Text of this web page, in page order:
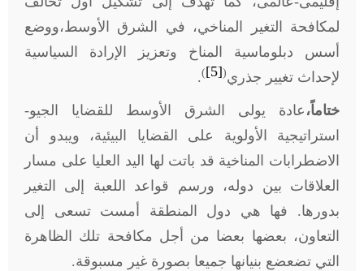
لمكافحة التغير المناخي، في الشرق الأوسط،ووضع
أسس دبلوماسية المناخ وتعزيز الإرادة السياسية
لإحداث تغيير جذري(
[5]
)
.
ختاماً، عادة يولى الشرق الأوسط للقضايا الجيو-
استراتيجية الأولوية على القضايا البيئية، ويبدو أن
الاضطرابات المناخية قد باتت لها اليد العليا على مسار
العلاقات بين دوله، ورسم قواعد اللعبة إلى التغير
بدورها. فها هي دول المنطقة أمست تسعى إلى
التعاون، بعضها بعضا من أجل مكافحة تلك الظاهرة
التي تضعضع بنيانها جميعا بصورة غير مسبوقة.